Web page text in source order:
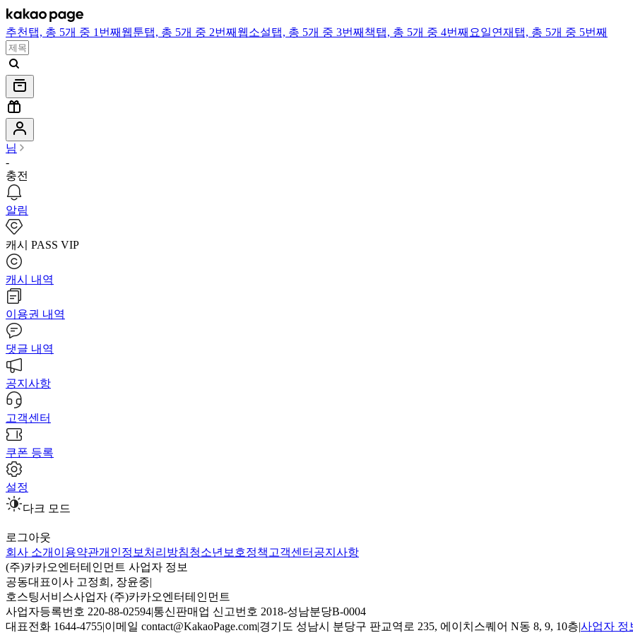
추천 탭, 총 5개 중 1번째 웹툰탭, 총 5개 중 2번째 웹소설탭, 총 5개 중 3번째 책탭, 총 5개 중 4번째 요일연재 탭, 총 5개 중 5번째
님
-
충전
알림
캐시 PASS VIP
캐시 내역
이용권 내역
댓글 내역
공지사항
고객센터
쿠폰 등록
설정
다크 모드
로그아웃
회사 소개 이용약관개인정보처리방침청소년보호정책 고객센터 공지사항
(주)카카오엔터테인먼트 사업자 정보
공동대표이사 고정희, 장윤중|
호스팅서비스사업자 (주)카카오엔터테인먼트
사업자등록번호 220-88-02594|통신판매업 신고번호 2018-성남분당B-0004
대표전화 1644-4755|이메일 contact@KakaoPage.com|경기도 성남시 분당구 판교역로 235, 에이치스퀘어 N동 8, 9, 10층|사업자 정